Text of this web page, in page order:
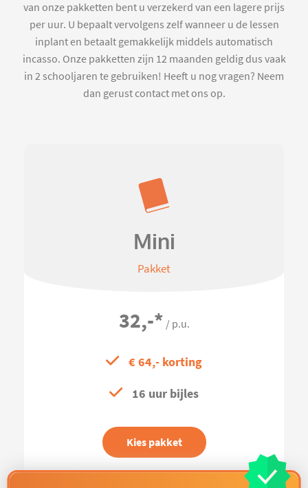
van onze pakketten bent u verzekerd van een lagere prijs
per uur. U bepaalt vervolgens zelf wanneer u de lessen
inplant en betaalt gemakkelijk middels automatisch
incasso. Onze pakketten zijn 12 maanden geldig dus vaak
in 2 schooljaren te gebruiken! Heeft u nog vragen? Neem
dan gerust contact met ons op.
Mini
Pakket
32,-* / p.u.
€ 64,- korting
16 uur bijles
Kies pakket